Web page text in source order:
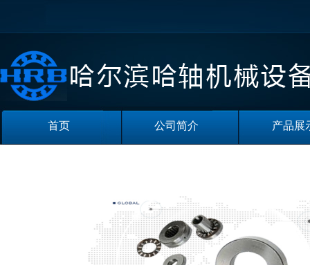
首页 公司简介 产品展